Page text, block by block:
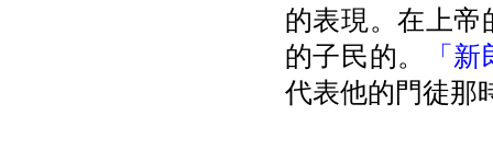
的表現。在上帝
的子民的。
「
代表他的門徒那